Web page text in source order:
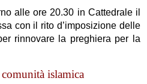
alle ore 20.30 in Cattedrale il
con il rito d’imposizione delle
rinnovare la preghiera per la
islamica